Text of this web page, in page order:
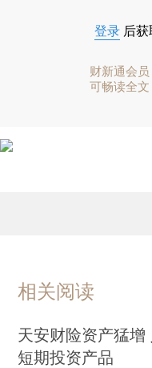
登录 后
财新通会员
可畅读全文
相关阅读
天安财险资产猛增
短期投资产品